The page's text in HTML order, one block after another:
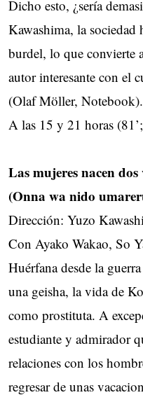
Dicho esto, ¿sería
Kawashima, la sociedad
burdel, lo que convierte
autor interesante con el
(Olaf Möller, Notebook).
A las 15 y 21 horas
Las mujeres nacen
(Onna wa nido
Dirección: Yuzo
Con Ayako Wakao, So
Huérfana desde la
una geisha, la vida de
como prostituta. A
estudiante y admirador
relaciones con los
regresar de unas